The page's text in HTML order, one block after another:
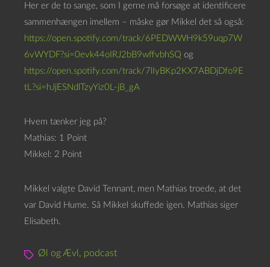
Her er de to sange, som I gerne må forsøge at identificere
sammenhængen imellem – måske gør Mikkel det så også:
https://open.spotify.com/track/6PEDWWH9k59uqp7W
6vWYDF?si=0evk44oIRJ2bB9wffvbhSQ og
https://open.spotify.com/track/7lIyBKp2KX7ABDjDfo9E
tL?si=hJjESNdlTzyYiz0L-jB_gA
Hvem tænker jeg på?
Mathias: 1 Point
Mikkel: 2 Point
Mikkel valgte David Tennant, men Mathias troede, at det
var David Hume. Så Mikkel skuffede igen. Mathias siger
Elisabeth.
Øl og Ævl , podcast